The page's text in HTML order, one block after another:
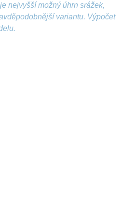
nejvyšší možný úhrn srážek,
variantu. Výpočet